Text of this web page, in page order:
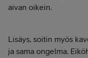
aivan oikein.
Lisäys, soitin myös
ja sama ongelma.